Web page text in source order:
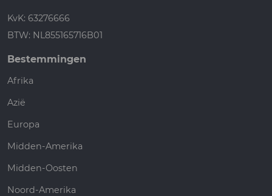
KvK: 63276666
BTW: NL855165716B01
Bestemmingen
Afrika
Azië
Europa
Midden-Amerika
Midden-Oosten
Noord-Amerika